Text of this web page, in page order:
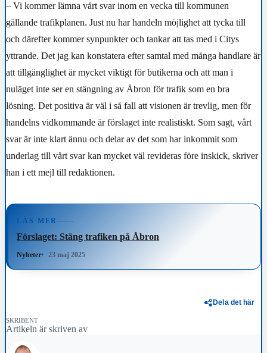
– Vi kommer lämna vårt svar inom en vecka till kommunen
gällande trafikplanen. Just nu har handeln möjlighet att tycka till
och därefter kommer synpunkter och tankar att tas med i Citys
yttrande. Det jag kan konstatera efter samtal med många handlare är
att tillgänglighet är mycket viktigt för butikerna och att man i
nuläget inte ser en stängning av Åbron för trafik som en bra
lösning. Det positiva är väl i så fall att visionen är trevlig, men för
handelns vidkommande är förslaget inte realistiskt. Som sagt, vårt
svar är inte klart ännu och delar av det som har inkommit som
underlag till vårt svar kan mycket väl revideras före inskick, skriver
han i ett mejl till redaktionen.
LÄS MER
Förslaget: Stäng trafiken på Åbron
Nyheter 23 maj 2025
Dela det här
SKRIBENT
Artikeln är skriven av